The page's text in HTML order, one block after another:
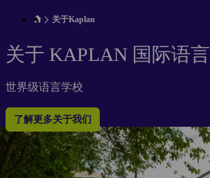
关于Kaplan
关于 KAPLAN 国际语言
世界级语言学校
了解更多关于我们